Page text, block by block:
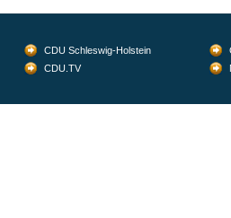
CDU Schleswig-Holstein
CDU.TV